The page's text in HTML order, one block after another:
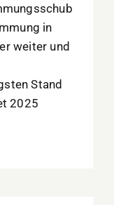
in
weiter und
Stand
2025